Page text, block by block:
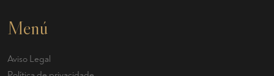
Menú
Aviso Legal